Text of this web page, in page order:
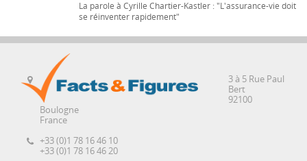
La parole à Cyrille Chartier-Kastler : "L'assurance-vie doit
se réinventer rapidement"
3 à 5 Rue Paul
Bert
92100
Boulogne
France
+33 (0)1 78 16 46 10
+33 (0)1 78 16 46 20